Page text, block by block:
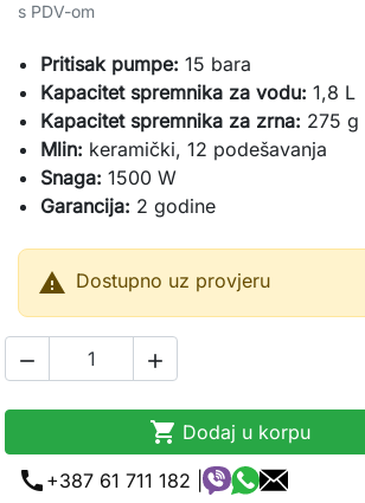
s PDV-om
Pritisak pumpe: 15 bara
Kapacitet spremnika za vodu: 1,8 L
Kapacitet spremnika za zrna: 275 g
Mlin: keramički, 12 podešavanja
Snaga: 1500 W
Garancija: 2 godine
 Dostupno uz provjeru
 
 Dodaj u korpu
call +387 61 711 182 |